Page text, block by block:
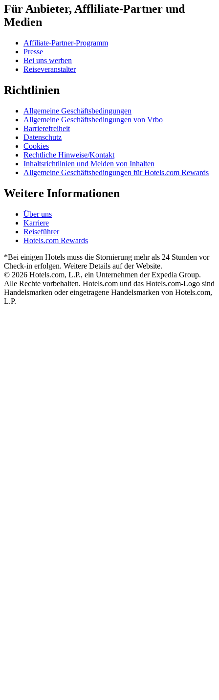
Für Anbieter, Affliliate-Partner und
Medien
Affiliate-Partner-Programm
Presse
Bei uns werben
Reiseveranstalter
Richtlinien
Allgemeine Geschäftsbedingungen
Allgemeine Geschäftsbedingungen von Vrbo
Barrierefreiheit
Datenschutz
Cookies
Rechtliche Hinweise/Kontakt
Inhaltsrichtlinien und Melden von Inhalten
Allgemeine Geschäftsbedingungen für Hotels.com Rewards
Weitere Informationen
Über uns
Karriere
Reiseführer
Hotels.com Rewards
*Bei einigen Hotels muss die Stornierung mehr als 24 Stunden vor
Check-in erfolgen. Weitere Details auf der Website.
© 2026 Hotels.com, L.P., ein Unternehmen der Expedia Group.
Alle Rechte vorbehalten. Hotels.com und das Hotels.com-Logo sind
Handelsmarken oder eingetragene Handelsmarken von Hotels.com,
L.P.